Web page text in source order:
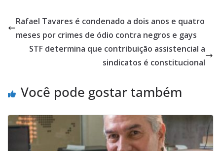
Rafael Tavares é condenado a dois anos e quatro
meses por crimes de ódio contra negros e gays
STF determina que contribuição assistencial a
sindicatos é constitucional
Você pode gostar também